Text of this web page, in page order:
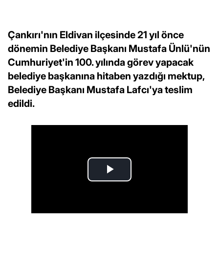
Çankırı'nın Eldivan ilçesinde 21 yıl önce
dönemin Belediye Başkanı Mustafa Ünlü'nün
Cumhuriyet'in 100. yılında görev yapacak
belediye başkanına hitaben yazdığı mektup,
Belediye Başkanı Mustafa Lafcı'ya teslim
edildi.